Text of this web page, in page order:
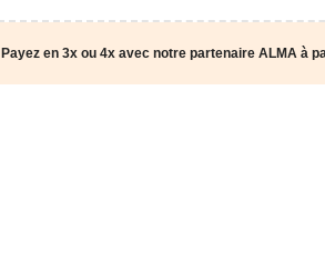
Payez en 3x ou 4x avec notre partenaire ALMA à